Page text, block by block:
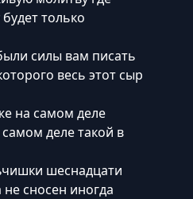
только
силы вам писать
весь этот сыр
на самом деле
деле такой в
шеснадцати
сносен иногда